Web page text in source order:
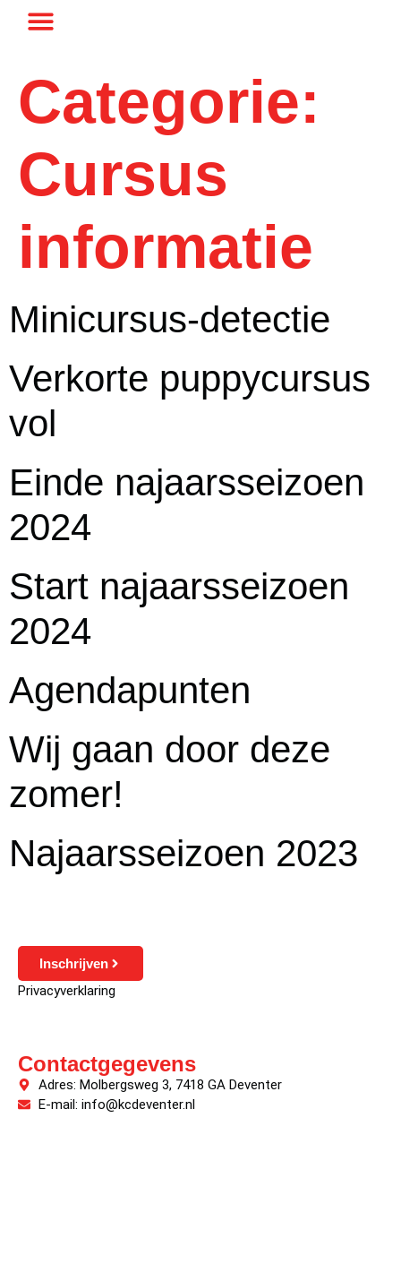
Categorie:
Cursus
informatie
Minicursus-detectie
Verkorte puppycursus
vol
Einde najaarsseizoen
2024
Start najaarsseizoen
2024
Agendapunten
Wij gaan door deze
zomer!
Najaarsseizoen 2023
Inschrijven
Privacyverklaring
Contactgegevens
Adres: Molbergsweg 3, 7418 GA Deventer
E-mail: info@kcdeventer.nl